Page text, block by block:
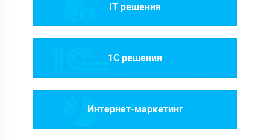
IT решения
1C решения
Интернет-маркетинг